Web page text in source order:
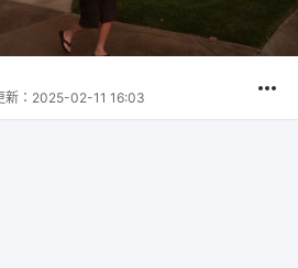
新： 2025-02-11 16:03